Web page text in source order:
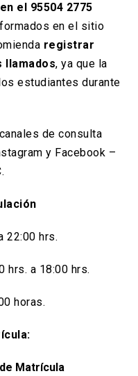
el 95504 2775
en el sitio
registrar
llamados, ya que la
estudiantes durante
de consulta
y Facebook –
22:00 hrs.
hrs. a 18:00 hrs.
horas.
Matrícula